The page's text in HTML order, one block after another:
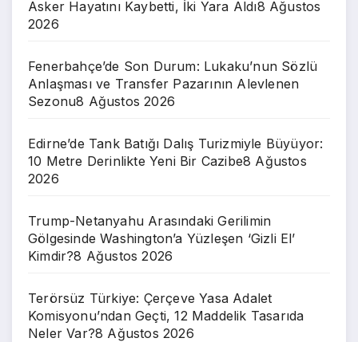
Asker Hayatını Kaybetti, İki Yara Aldı8 Ağustos
2026
Fenerbahçe’de Son Durum: Lukaku’nun Sözlü
Anlaşması ve Transfer Pazarının Alevlenen
Sezonu8 Ağustos 2026
Edirne’de Tank Batığı Dalış Turizmiyle Büyüyor:
10 Metre Derinlikte Yeni Bir Cazibe8 Ağustos
2026
Trump-Netanyahu Arasındaki Gerilimin
Gölgesinde Washington’a Yüzleşen ‘Gizli El’
Kimdir?8 Ağustos 2026
Terörsüz Türkiye: Çerçeve Yasa Adalet
Komisyonu’ndan Geçti, 12 Maddelik Tasarıda
Neler Var?8 Ağustos 2026